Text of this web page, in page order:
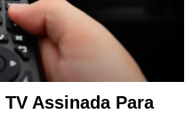
TV Assinada Para